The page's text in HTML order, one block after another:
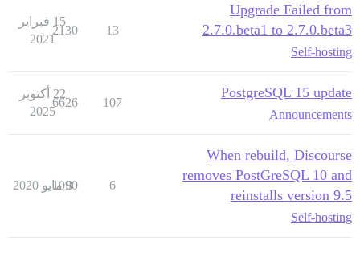
Upgrade Failed from
2.7.0.beta1 to 2.7.0.beta3
Self-hosting
13
2130
15 فبراير
2021
PostgreSQL 15 update
Announcements
107
6626
22 أكتوبر
2025
When rebuild, Discourse
removes PostGreSQL 10 and
reinstalls version 9.5
Self-hosting
6
1090
8 مايو 2020